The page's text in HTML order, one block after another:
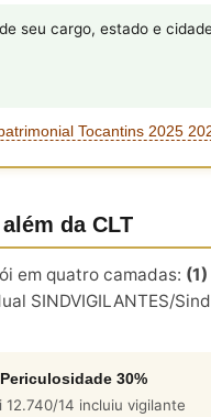
seu cargo, estado e
Tocantins 2025
da CLT
em quatro camadas: (1)
SINDVIGILANTES/
30%
12.740/14 incluiu vigilante